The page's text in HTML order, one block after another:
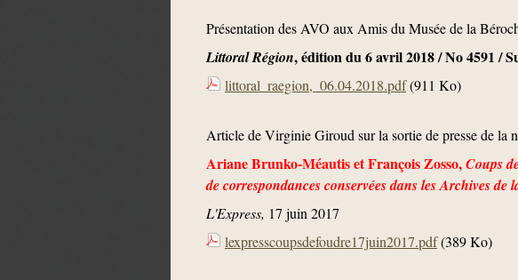
Présentation des AVO aux Amis du Musée de la
Littoral Région, édition du 6 avril 2018 / No 4591 /
littoral_raegion,_06.04.2018.pdf(911 Ko)
Article de Virginie Giroud sur la sortie de presse de
Ariane Brunko-Méautis et François Zosso,Coups
de correspondances conservées dans les Archives de
L'Express, 17 juin 2017
lexpresscoupsdefoudre17juin2017.pdf(389 Ko)